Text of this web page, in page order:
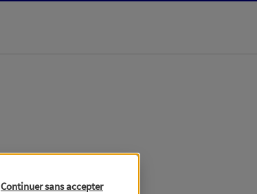
Continuer sans accepter